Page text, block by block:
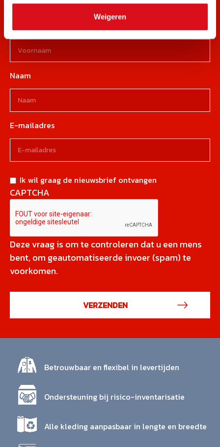
Weigeren
rechtstreeks in je mailbox.
Naam
E-mailadres
Ik wil graag de nieuwsbrief ontvangen
CAPTCHA
Deze vraag is om te controleren dat u een mens
bent, om geautomatiseerde invoer (spam) te
voorkomen.
Betrouwbaar en flexibel in levertijden
Ondersteuning bij risico-inventarisatie
Alle kleding aanpasbaar in lengte en breedte